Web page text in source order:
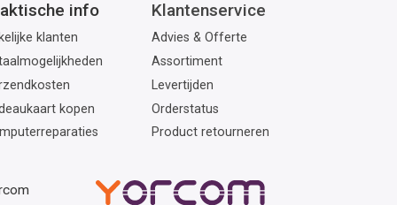
info
klanten
kopen
Klantenservice
Advies & Offerte
Assortiment
Levertijden
Orderstatus
Product retourneren